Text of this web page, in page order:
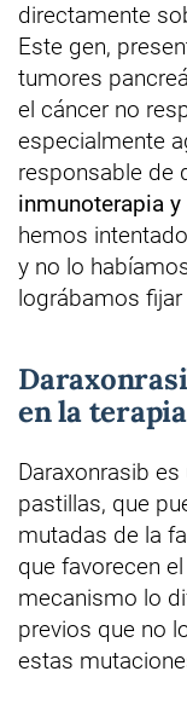
directamente
Este gen,
tumores
el cáncer no
especialmente
responsable de
inmunoterapia
hemos
y no lo
lográbamos
en la terapia
Daraxonrasib
pastillas, que
mutadas de la
que favorecen
mecanismo lo
previos que no
estas